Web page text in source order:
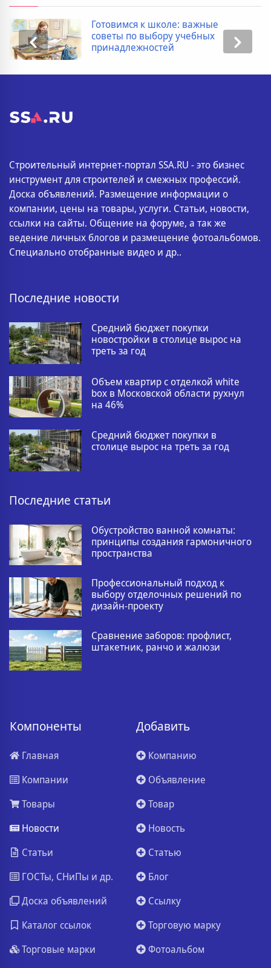
Готовимся к школе: важные
советы по выбору учебных
принадлежностей
Строительный интернет-портал SSA.RU - это бизнес
инструмент для строителей и смежных профессий.
Доска объявлений. Размещение информации о
компании, цены на товары, услуги. Статьи, новости,
ссылки на сайты. Общение на форуме, а так же
ведение личных блогов и размещение фотоальбомов.
Специально отобранные видео и др..
Последние новости
Средний бюджет покупки
новостройки в столице вырос на
треть за год
Объем квартир с отделкой white
box в Московской области рухнул
на 46%
Средний бюджет покупки в
столице вырос на треть за год
Последние статьи
Обустройство ванной комнаты:
принципы создания гармоничного
пространства
Профессиональный подход к
выбору отделочных решений по
дизайн-проекту
Сравнение заборов: профлист,
штакетник, ранчо и жалюзи
Компоненты
Главная
Компании
Товары
Новости
Статьи
ГОСТы, СНиПы и др.
Доска объявлений
Каталог ссылок
Торговые марки
Добавить
Компанию
Объявление
Товар
Новость
Статью
Блог
Ссылку
Торговую марку
Фотоальбом